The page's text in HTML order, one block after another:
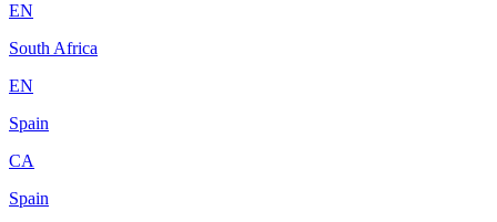
EN
South Africa
EN
Spain
CA
Spain